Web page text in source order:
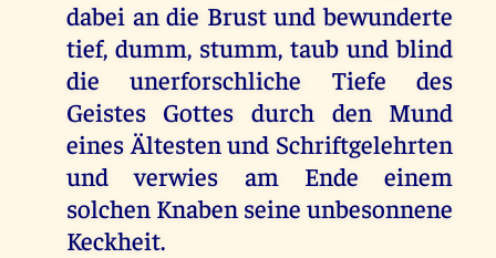
dabei an die Brust und bewunderte
tief, dumm, stumm, taub und blind
die unerforschliche Tiefe des
Geistes Gottes durch den Mund
eines Ältesten und Schriftgelehrten
und verwies am Ende einem
solchen Knaben seine unbesonnene
Keckheit.